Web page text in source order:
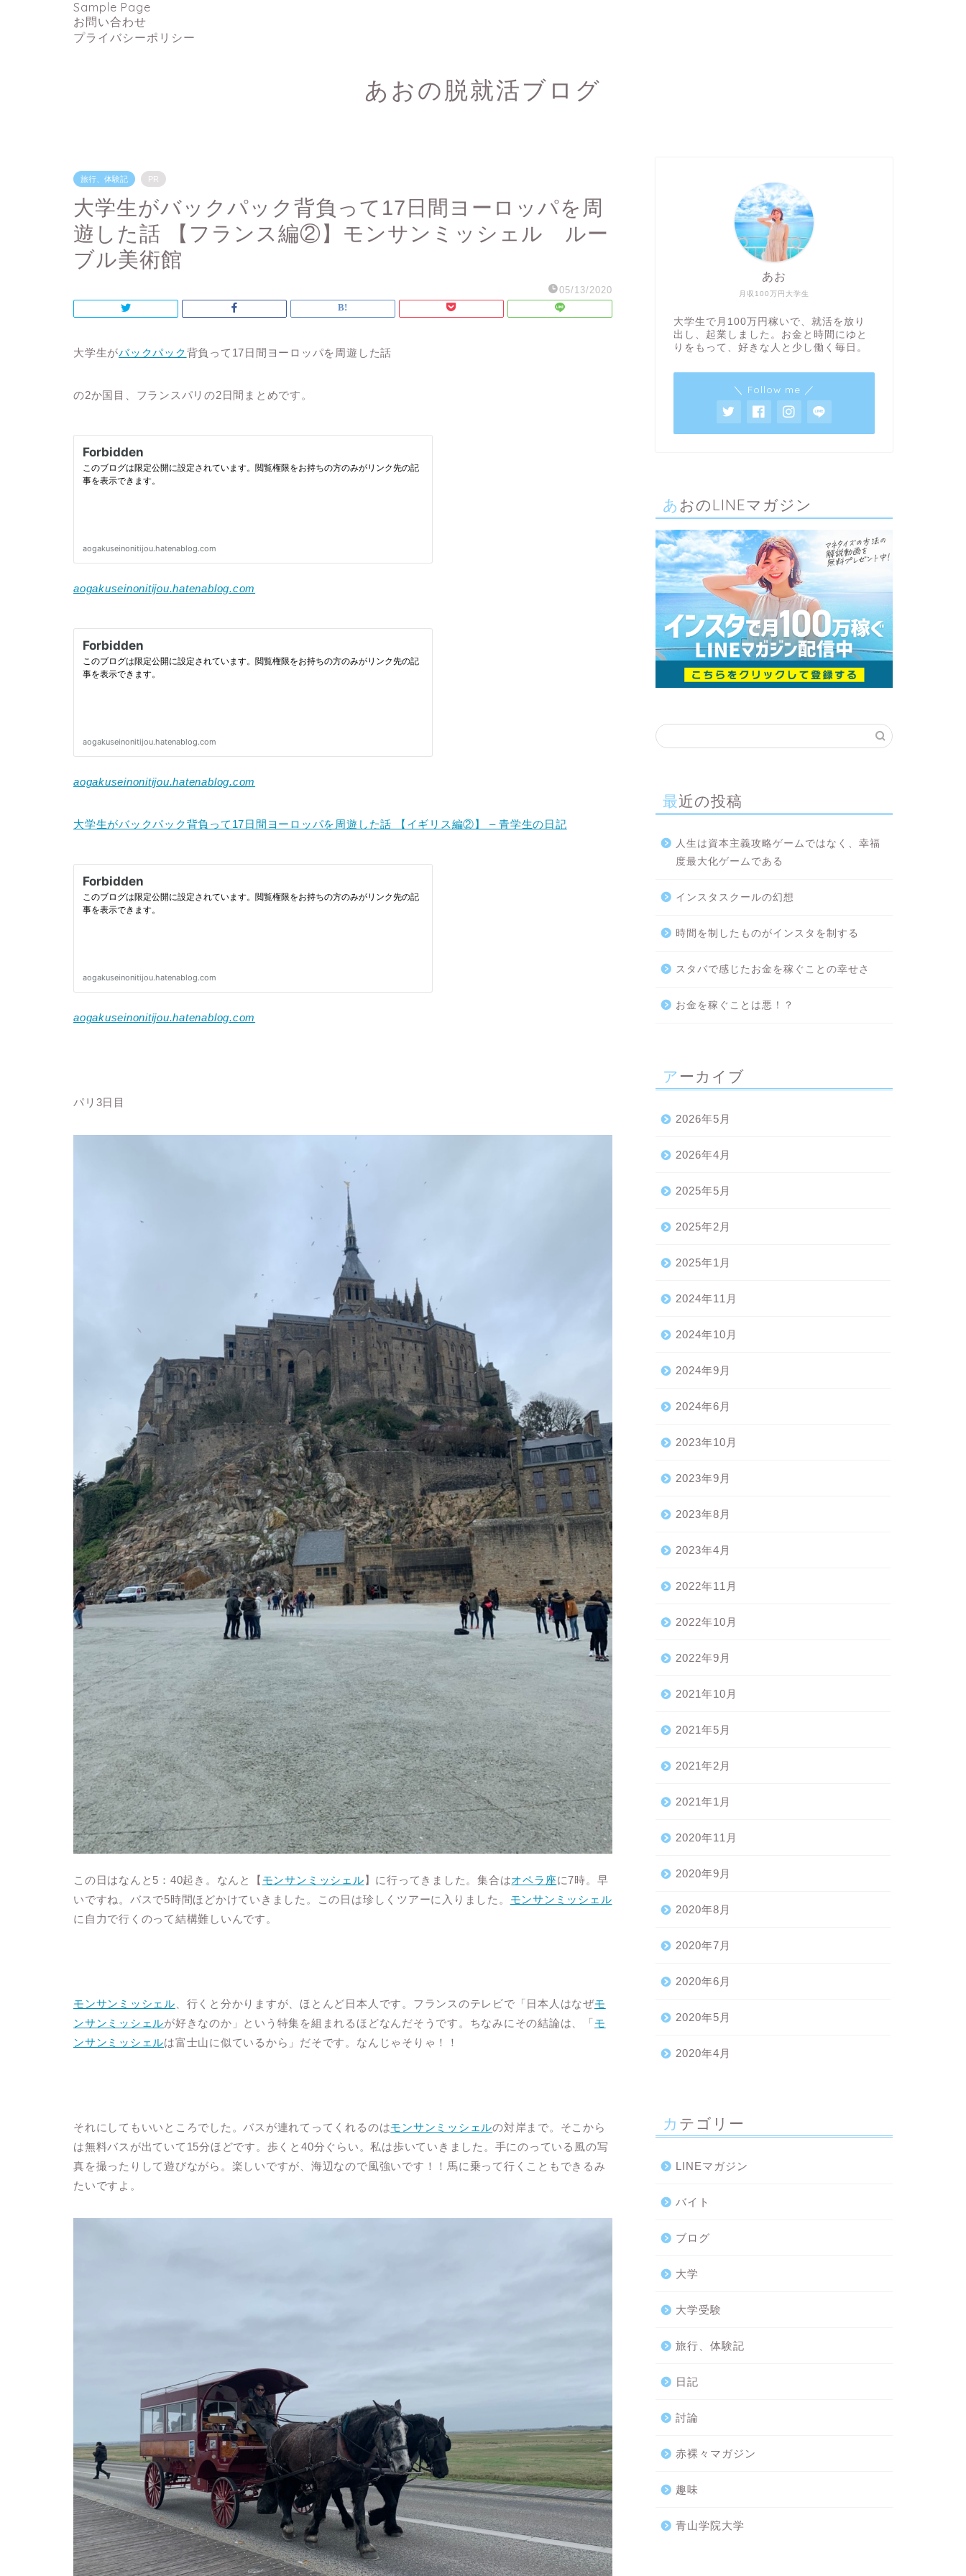
Sample Page
お問い合わせ
プライバシーポリシー
あおの脱就活ブログ
旅行、体験記 PR
大学生がバックパック背負って17日間ヨーロッパを周
遊した話 【フランス編②】モンサンミッシェル ルー
ブル美術館
05/13/2020
大学生がバックパック背負って17日間ヨーロッパを周遊した話
の2か国目、フランスパリの2日間まとめです。
aogakuseinonitijou.hatenablog.com
aogakuseinonitijou.hatenablog.com
大学生がバックパック背負って17日間ヨーロッパを周遊した話 【イギリス編②】 – 青学生の日記
aogakuseinonitijou.hatenablog.com
パリ 3日目
この日はなんと 5 ： 40起き。なんと【 モンサンミッシェル】に行ってきました。集合はオペラ座に7時。早
いですね。バスで5時間ほどかけていきました。この日は珍しくツアーに入りました。 モンサンミッシェル
に自力で行くのって結構難しいんです。
モンサンミッシェル 、行くと分かりますが、ほとんど日本人です。フランスのテレビで「日本人はなぜモ
ンサンミッシェルが好きなのか」という特集を組まれるほどなんだそうです。ちなみにその結論は、「モ
ンサンミッシェルは富士山に似ているから」だそです。なんじゃそりゃ！！
それにしてもいいところでした。バスが連れてってくれるのはモンサンミッシェルの対岸まで。そこから
は無料バスが出ていて 15分ほどです。歩くと 40分ぐらい。私は歩いていきました。手にのっている風の写
真を撮ったりして遊びながら。楽しいですが、海辺なので風強いです！！馬に乗って行くこともできるみ
たいですよ。
月収100万円大学生
あお
大学生で月100万円稼いで、就活を放り
出し、起業しました。お金と時間にゆと
りをもって、好きな人と少し働く毎日。
＼ Follow me ／
あおのLINEマガジン
最近の投稿
人生は資本主義攻略ゲームではなく、幸福
度最大化ゲームである
インスタスクールの幻想
時間を制したものがインスタを制する
スタバで感じたお金を稼ぐことの幸せさ
お金を稼ぐことは悪！？
アーカイブ
2026年5月
2026年4月
2025年5月
2025年2月
2025年1月
2024年11月
2024年10月
2024年9月
2024年6月
2023年10月
2023年9月
2023年8月
2023年4月
2022年11月
2022年10月
2022年9月
2021年10月
2021年5月
2021年2月
2021年1月
2020年11月
2020年9月
2020年8月
2020年7月
2020年6月
2020年5月
2020年4月
カテゴリー
LINEマガジン
バイト
ブログ
大学
大学受験
旅行、体験記
日記
討論
赤裸々マガジン
趣味
青山学院大学